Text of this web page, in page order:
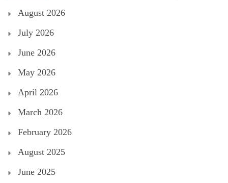
August 2026
July 2026
June 2026
May 2026
April 2026
March 2026
February 2026
August 2025
June 2025